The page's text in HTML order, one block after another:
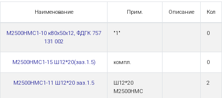
Наименование Прим. Описание Кол
М2500НМС1-10 к80х50х12, ФДГК 757
131 002
"1" 0
М2500НМС1-15 Ш12*20(заз.1.5) компл. 0
М2500НМС1-11 Ш12*20 заз.1.5
Ш12*20
М2500HMC
2